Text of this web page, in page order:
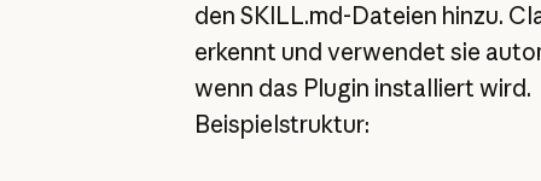
den SKILL.md-Dateien hinzu.
erkennt und verwendet sie
wenn das Plugin installiert wird.
Beispielstruktur: